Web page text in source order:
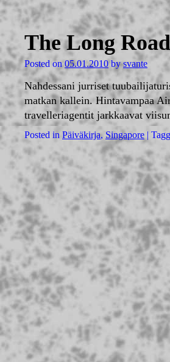
The Long
Posted on 05.01.2010 by svante
Nahdessani jurriset
matkan kallein. Hintavampaa
travelleriagentit jarkkaavat
Posted in Päiväkirja, Singapore |